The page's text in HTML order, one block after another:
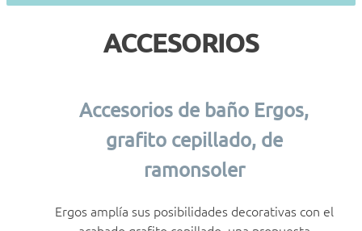
ACCESORIOS
Accesorios de baño Ergos,
grafito cepillado, de
ramonsoler
Ergos amplía sus posibilidades decorativas con el